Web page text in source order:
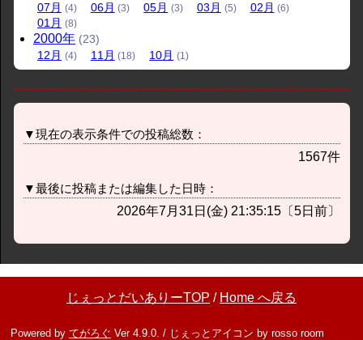
07月 (4) 06月 (3) 05月 (3) 03月 (5) 02月 (6)
01月 (8)
2000年 (23)
12月 (4) 11月 (18) 10月 (1)
▼現在の表示条件での投稿総数：
1567件
▼最後に投稿または編集した日時：
2026年7月31日(金) 21:35:15〔5日前〕
じぇっとだいありーTOP / Home へ戻る
Powered by てがろぐ Ver 4.9.0. / じぇっとアイコン by rosso room